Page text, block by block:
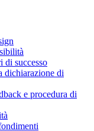
di successo
dichiarazione di
e procedura di